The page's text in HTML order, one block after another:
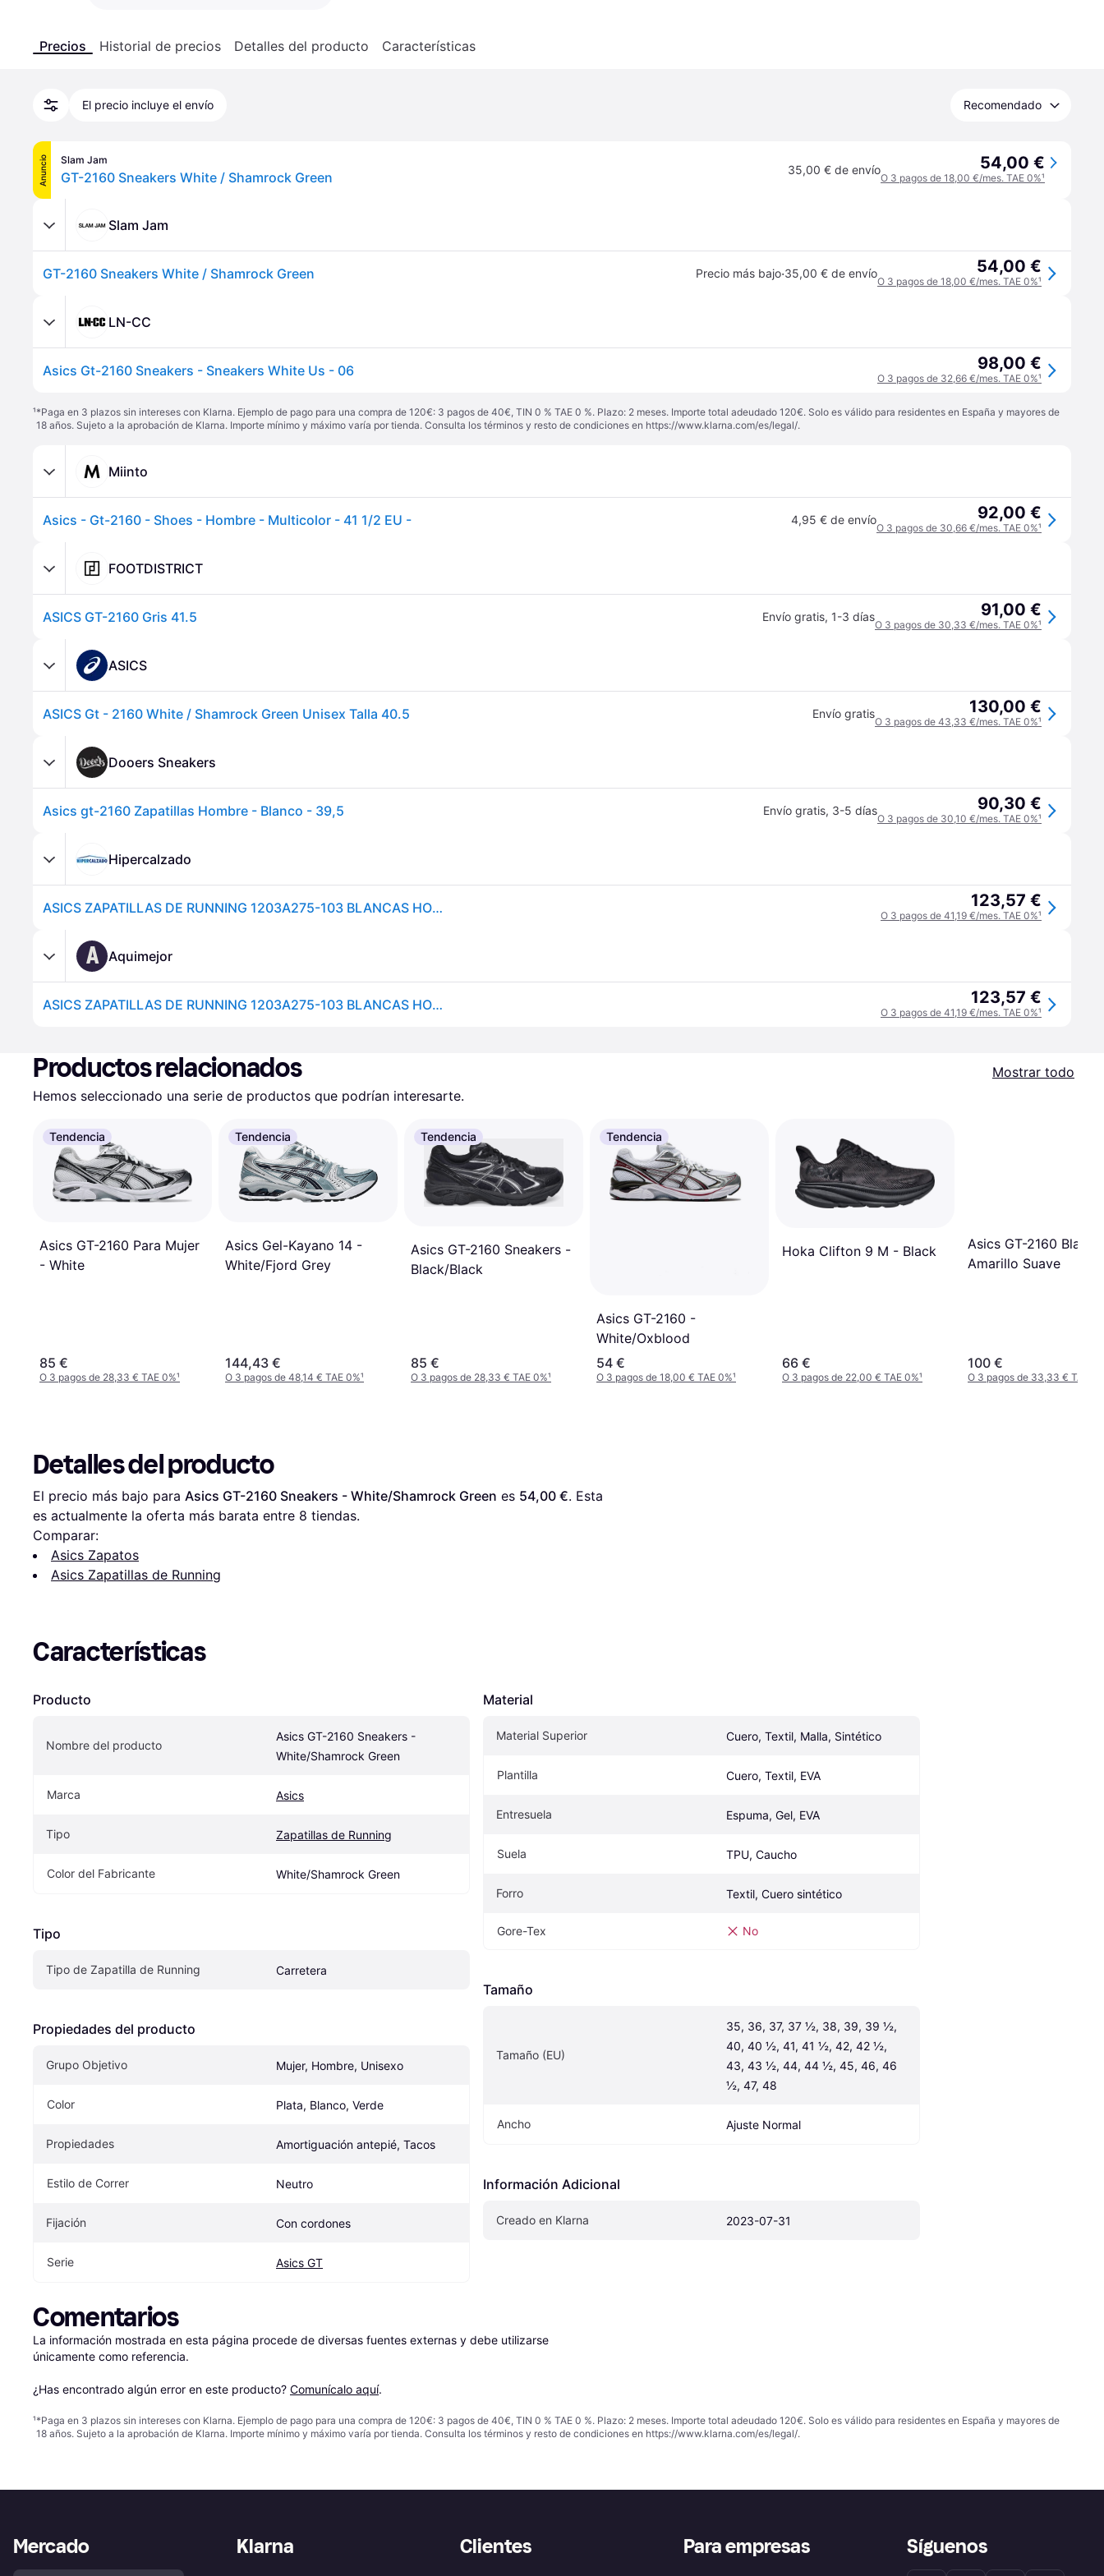
Precios Historial de precios Detalles del producto Características
El precio incluye el envío Recomendado
Anuncio Slam Jam
GT-2160 Sneakers White / Shamrock Green 35,00 € de envío 54,00 €
O 3 pagos de 18,00 €/mes. TAE 0%¹
Slam Jam
GT-2160 Sneakers White / Shamrock Green Precio más bajo·35,00 € de envío 54,00 €
O 3 pagos de 18,00 €/mes. TAE 0%¹
LN-CC
Asics Gt-2160 Sneakers - Sneakers White Us - 06 98,00 €
O 3 pagos de 32,66 €/mes. TAE 0%¹
¹*Paga en 3 plazos sin intereses con Klarna. Ejemplo de pago para una compra de 120€: 3 pagos de 40€, TIN 0 % TAE 0 %. Plazo: 2 meses. Importe total adeudado 120€. Solo es válido para residentes en España y mayores de
18 años. Sujeto a la aprobación de Klarna. Importe mínimo y máximo varía por tienda. Consulta los términos y resto de condiciones en https://www.klarna.com/es/legal/.
Miinto
Asics - Gt-2160 - Shoes - Hombre - Multicolor - 41 1/2 EU - 4,95 € de envío 92,00 €
O 3 pagos de 30,66 €/mes. TAE 0%¹
FOOTDISTRICT
ASICS GT-2160 Gris 41.5 Envío gratis, 1-3 días 91,00 €
O 3 pagos de 30,33 €/mes. TAE 0%¹
ASICS
ASICS Gt - 2160 White / Shamrock Green Unisex Talla 40.5 Envío gratis 130,00 €
O 3 pagos de 43,33 €/mes. TAE 0%¹
Dooers Sneakers
Asics gt-2160 Zapatillas Hombre - Blanco - 39,5 Envío gratis, 3-5 días 90,30 €
O 3 pagos de 30,10 €/mes. TAE 0%¹
Hipercalzado
ASICS ZAPATILLAS DE RUNNING 1203A275-103 BLANCAS HOMBRE 123,57 €
O 3 pagos de 41,19 €/mes. TAE 0%¹
A Aquimejor
ASICS ZAPATILLAS DE RUNNING 1203A275-103 BLANCAS HOMBRE 123,57 €
O 3 pagos de 41,19 €/mes. TAE 0%¹
Productos relacionados
Mostrar todo
Hemos seleccionado una serie de productos que podrían interesarte.
Tendencia
Asics GT-2160 Para Mujer
- White
85 €
O 3 pagos de 28,33 € TAE 0%¹
Tendencia
Asics Gel-Kayano 14 -
White/Fjord Grey
144,43 €
O 3 pagos de 48,14 € TAE 0%¹
Tendencia
Asics GT-2160 Sneakers -
Black/Black
85 €
O 3 pagos de 28,33 € TAE 0%¹
Tendencia
Asics GT-2160 -
White/Oxblood
54 €
O 3 pagos de 18,00 € TAE 0%¹
Hoka Clifton 9 M - Black
66 €
O 3 pagos de 22,00 € TAE 0%¹
Asics GT-2160 Blanco
Amarillo Suave
100 €
O 3 pagos de 33,33 € TAE
Detalles del producto
El precio más bajo para Asics GT-2160 Sneakers - White/Shamrock Green es 54,00 €. Esta
es actualmente la oferta más barata entre 8 tiendas.
Comparar:
Asics Zapatos
Asics Zapatillas de Running
Características
Producto
Nombre del producto
Asics GT-2160 Sneakers -
White/Shamrock Green
Marca Asics
Tipo Zapatillas de Running
Color del Fabricante White/Shamrock Green
Tipo
Tipo de Zapatilla de Running Carretera
Propiedades del producto
Grupo Objetivo Mujer, Hombre, Unisexo
Color Plata, Blanco, Verde
Propiedades Amortiguación antepié, Tacos
Estilo de Correr Neutro
Fijación Con cordones
Serie Asics GT
Material
Material Superior Cuero, Textil, Malla, Sintético
Plantilla Cuero, Textil, EVA
Entresuela Espuma, Gel, EVA
Suela TPU, Caucho
Forro Textil, Cuero sintético
Gore-Tex No
Tamaño
Tamaño (EU)
35, 36, 37, 37 ½, 38, 39, 39 ½,
40, 40 ½, 41, 41 ½, 42, 42 ½,
43, 43 ½, 44, 44 ½, 45, 46, 46
½, 47, 48
Ancho Ajuste Normal
Información Adicional
Creado en Klarna 2023-07-31
Comentarios
La información mostrada en esta página procede de diversas fuentes externas y debe utilizarse
únicamente como referencia.
¿Has encontrado algún error en este producto? Comunícalo aquí.
¹*Paga en 3 plazos sin intereses con Klarna. Ejemplo de pago para una compra de 120€: 3 pagos de 40€, TIN 0 % TAE 0 %. Plazo: 2 meses. Importe total adeudado 120€. Solo es válido para residentes en España y mayores de
18 años. Sujeto a la aprobación de Klarna. Importe mínimo y máximo varía por tienda. Consulta los términos y resto de condiciones en https://www.klarna.com/es/legal/.
Klarna Clientes Para empresas
Mercado Síguenos